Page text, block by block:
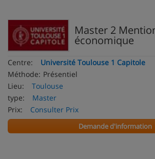
Master 2
économique
Centre:
Université Toulouse 1 Capitole
Méthode: Présentiel
Lieu:
Toulouse
type:
Master
Prix:
Consulter Prix
Demande d'information